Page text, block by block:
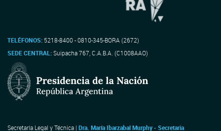
TELÉFONOS: 5218-8400 - 0810-345-BORA (2672)
SEDE CENTRAL:Suipacha 767, C.A.B.A. (C1008AAO)
Secretaría Legal y Técnica | Dra. María Ibarzabal Murphy - Secretaria